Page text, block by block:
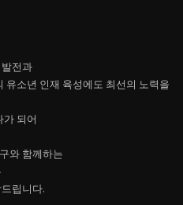
전과
유소년 인재 육성에도 최선의 노력을
되어
와 함께하는
립니다.